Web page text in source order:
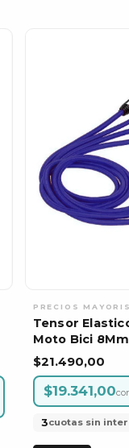
Tensor
Moto Bici
$21.490,00
$19.341,00
3cuotas sin